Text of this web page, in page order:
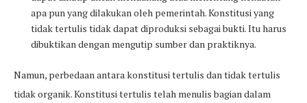
apa pun yang dilakukan oleh pemerintah. Konstitusi yang
tidak tertulis tidak dapat diproduksi sebagai bukti. Itu harus
dibuktikan dengan mengutip sumber dan praktiknya.
Namun, perbedaan antara konstitusi tertulis dan tidak tertulis
tidak organik. Konstitusi tertulis telah menulis bagian dalam